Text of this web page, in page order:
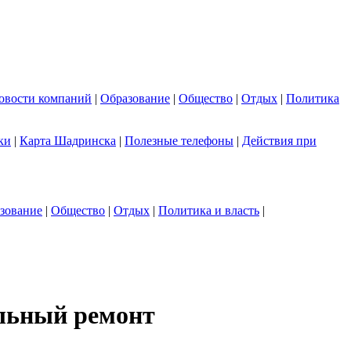
компаний | Образование | Общество | Отдых | Политика
| Карта Шадринска | Полезные телефоны | Действия при
| Общество | Отдых | Политика и власть |
ремонт